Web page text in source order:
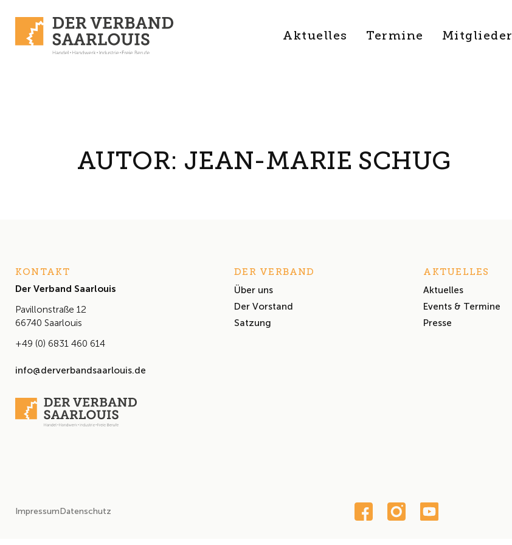
Aktuelles Termine Mitglieder
AUTOR: JEAN-MARIE SCHUG
KONTAKT
Der Verband Saarlouis
Pavillonstraße 12
66740 Saarlouis
+49 (0) 6831 460 614
info@derverbandsaarlouis.de
DER VERBAND
Über uns
Der Vorstand
Satzung
AKTUELLES
Aktuelles
Events & Termine
Presse
ImpressumDatenschutz